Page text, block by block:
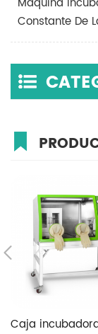
Constante De
Caja